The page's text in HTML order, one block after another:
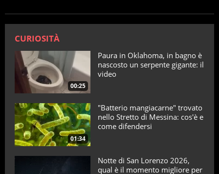
CURIOSITÀ
00:25
Paura in Oklahoma, in bagno è
nascosto un serpente gigante: il
video
01:34
"Batterio mangiacarne" trovato
nello Stretto di Messina: cos'è e
come difendersi
Notte di San Lorenzo 2026,
qual è il momento migliore per